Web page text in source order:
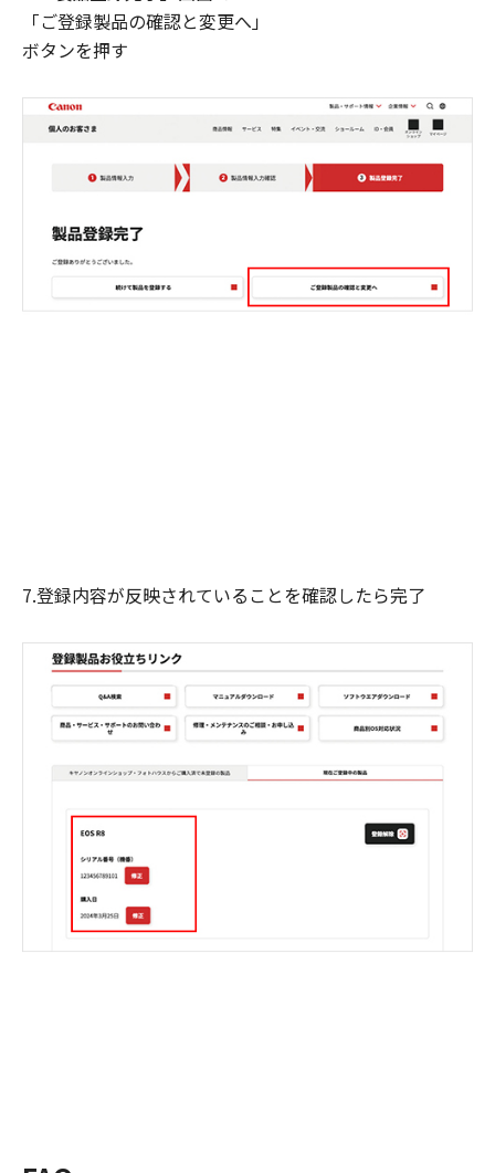
「ご登録製品の確認と変更へ」
ボタンを押す
7.登録内容が反映されていることを確認したら完了